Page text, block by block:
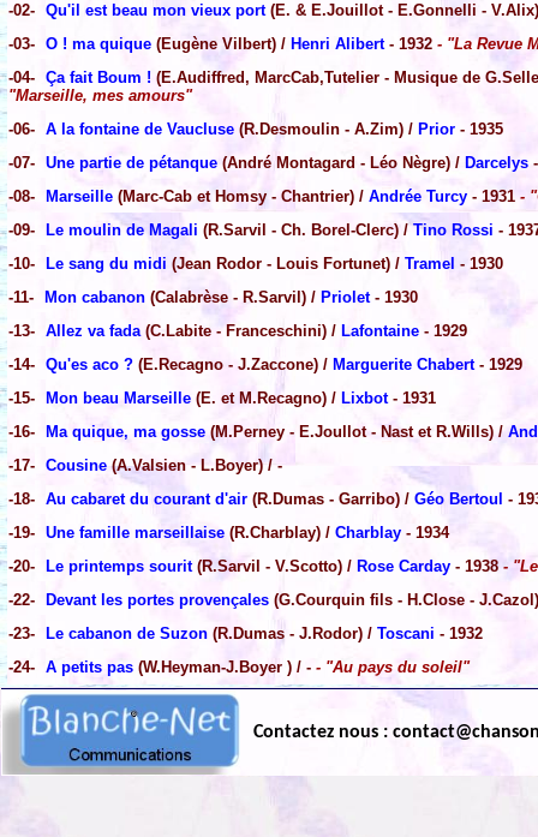
-02- Qu'il est beau mon vieux port(E. & E.Jouillot - E.Gonnelli -
-03- O ! ma quique (Eugène Vilbert) / Henri Alibert- 1932 - "La Revue
-04- Ça fait Boum ! (E.Audiffred, MarcCab,Tutelier - Musique de
"Marseille, mes amours"
-06- A la fontaine de Vaucluse (R.Desmoulin - A.Zim) / Prior - 1935
-07- Une partie de pétanque (André Montagard - Léo Nègre) / Darcelys
-08-
Marseille (Marc-Cab et Homsy - Chantrier) / Andrée Turcy - 1931 -
-09-
Le moulin de Magali (R.Sarvil - Ch. Borel-Clerc) /Tino Rossi -
-10-
Le sang du midi (Jean Rodor - Louis Fortunet) / Tramel - 1930
-11-
Mon cabanon (Calabrèse - R.Sarvil) / Priolet- 1930
-13- Allez va fada(C.Labite - Franceschini) / Lafontaine - 1929
-14- Qu'es aco ? (E.Recagno - J.Zaccone) / Marguerite Chabert- 1929
-15-
Mon beau Marseille (E. et M.Recagno) / Lixbot- 1931
-16-
Ma quique, ma gosse (M.Perney - E.Joullot - Nast et R.Wills) /
-17- Cousine(A.Valsien - L.Boyer) / -
-18- Au cabaret du courant d'air (R.Dumas - Garribo) / Géo Bertoul -
-19- Une famille marseillaise (R.Charblay) / Charblay - 1934
-20-
Le printemps sourit(R.Sarvil - V.Scotto) / Rose Carday - 1938 -
-22-
Devant les portes provençales (G.Courquin fils - H.Close -
-23-
Le cabanon de Suzon (R.Dumas - J.Rodor) / Toscani - 1932
-24- A petits pas (W.Heyman-J.Boyer ) / - - "Au pays du soleil"
Contactez nous :